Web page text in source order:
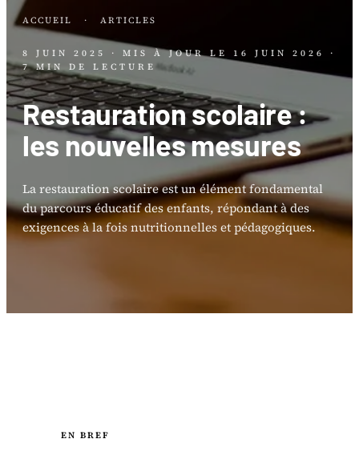
ACCUEIL · ARTICLES
8 JUIN 2025 · MIS À JOUR LE 16 JUIN 2026
·
7 MIN DE LECTURE
Restauration scolaire :
les nouvelles mesures
La restauration scolaire est un élément fondamental
du parcours éducatif des enfants, répondant à des
exigences à la fois nutritionnelles et pédagogiques.
EN BREF